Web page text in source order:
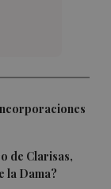
de Clarisas,
la Dama?